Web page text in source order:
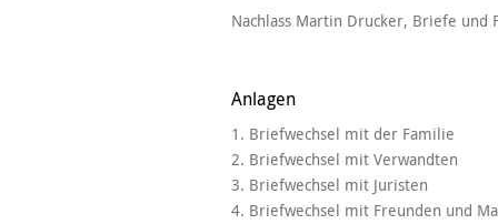
Nachlass Martin Drucker, Briefe und
Anlagen
1. Briefwechsel mit der Familie
2. Briefwechsel mit Verwandten
3. Briefwechsel mit Juristen
4. Briefwechsel mit Freunden und